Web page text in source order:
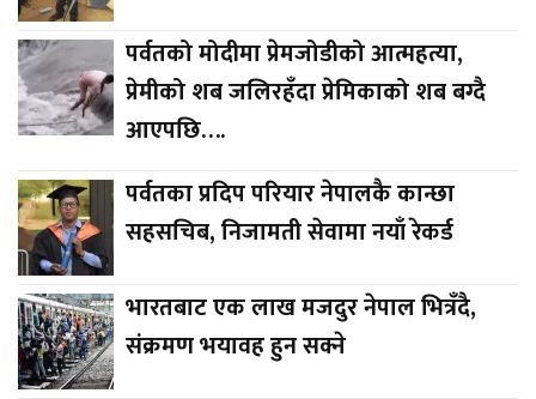
पर्वतको मोदीमा प्रेमजोडीको आत्महत्या,
प्रेमीको शब जलिरहँदा प्रेमिकाको शब बग्दै
आएपछि….
पर्वतका प्रदिप परियार नेपालकै कान्छा
सहसचिब, निजामती सेवामा नयाँ रेकर्ड
भारतबाट एक लाख मजदुर नेपाल भित्रँदै,
संक्रमण भयावह हुन सक्ने